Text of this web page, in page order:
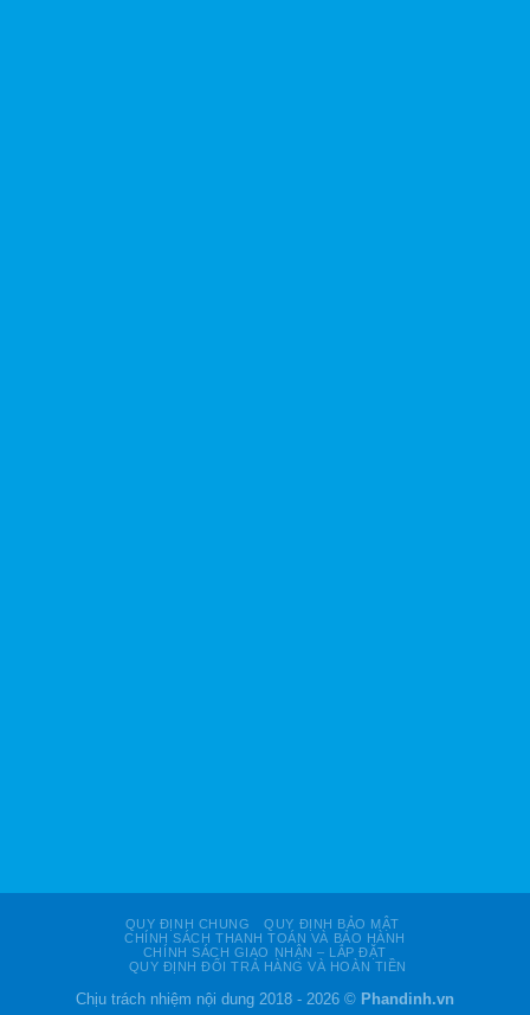
QUY ĐỊNH CHUNG
QUY ĐỊNH BẢO MẬT
CHÍNH SÁCH THANH TOÁN VÀ BẢO HÀNH
CHÍNH SÁCH GIAO NHẬN – LẮP ĐẶT
QUY ĐỊNH ĐỔI TRẢ HÀNG VÀ HOÀN TIỀN
Chịu trách nhiệm nội dung 2018 - 2026 © Phandinh.vn